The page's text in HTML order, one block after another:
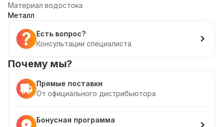
Материал водостока
Металл
Есть вопрос?
Консультации специалиста
Почему мы?
Прямые поставки
От официального дистрибьютора
Бонусная программа